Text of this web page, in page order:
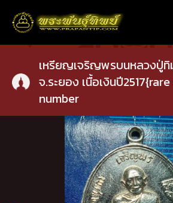
เหรียญเจริญพรบนหลวงปู่ทิ
จ.ระยอง เนื้อเงินปี
number